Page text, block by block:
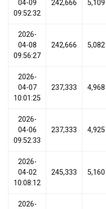
04-09
09:52:32
242,666 5,109
2026-
04-08
09:56:27
242,666 5,082
2026-
04-07
10:01:25
237,333 4,968
2026-
04-06
09:52:33
237,333 4,925
2026-
04-02
10:08:12
245,333 5,160
2026-